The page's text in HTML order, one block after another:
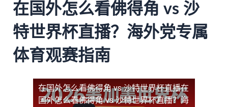
在国外怎么看佛得角 vs 沙
特世界杯直播？海外党专属
体育观赛指南
在国外怎么看佛得角 vs 沙特世界杯直播在
国外怎么看佛得角 vs 沙特世界杯直播？海